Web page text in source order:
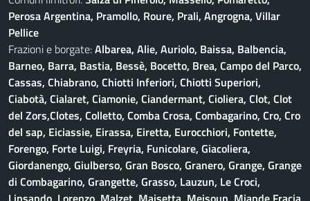
Perosa Argentina, Pramollo, Roure, Prali, Angrogna, Villar
Pellice
Frazioni e borgate:Albarea, Alie, Auriolo, Baissa, Balbencia,
Barneo, Barra, Bastia, Bessè, Bocetto, Brea, Campo del Parco,
Cassas, Chiabrano, Chiotti Inferiori, Chiotti Superiori,
Ciabotà, Cialaret, Ciamonie, Ciandermant, Cioliera, Clot, Clot
del Zors,Clotes, Colletto, Comba Crosa, Combagarino, Cro, Cro
del sap, Eiciassie, Eirassa, Eiretta, Eurocchiori, Fontette,
Forengo, Forte Luigi, Freyria, Funicolare, Giacoliera,
Giordanengo, Giulberso, Gran Bosco, Granero, Grange, Grange
di Combagarino, Grangette, Grasso, Lauzun, Le Croci,